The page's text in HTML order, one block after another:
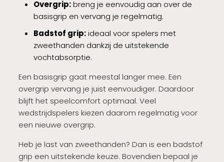
Overgrip:breng je eenvoudig aan over de
basisgrip en vervang je regelmatig.
Badstof grip:ideaal voor spelers met
zweethanden dankzij de uitstekende
vochtabsorptie.
Een basisgrip gaat meestal langer mee. Een
overgrip vervang je juist eenvoudiger. Daardoor
blijft het speelcomfort optimaal. Veel
wedstrijdspelers kiezen daarom regelmatig voor
een nieuwe overgrip.
Heb je last van zweethanden? Dan is een badstof
grip een uitstekende keuze. Bovendien bepaal je